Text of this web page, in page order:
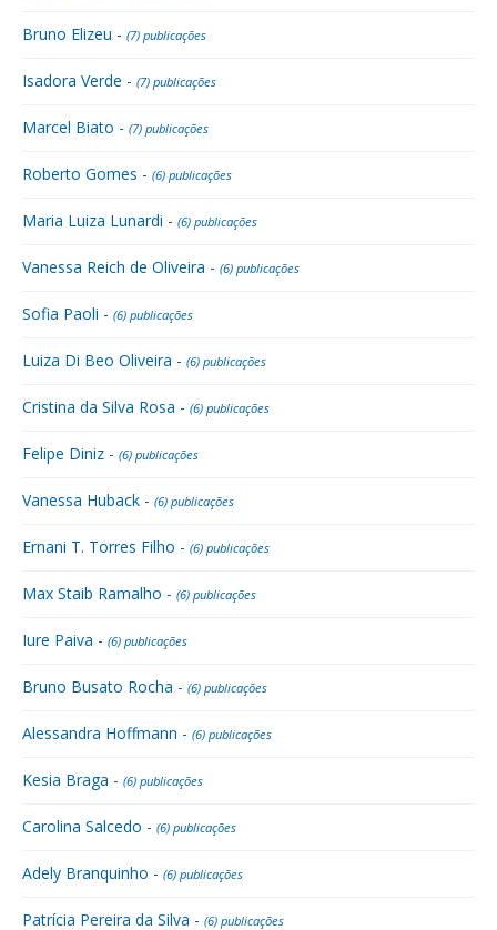
Bruno Elizeu - (7) publicações
Isadora Verde - (7) publicações
Marcel Biato - (7) publicações
Roberto Gomes - (6) publicações
Maria Luiza Lunardi - (6) publicações
Vanessa Reich de Oliveira - (6) publicações
Sofia Paoli - (6) publicações
Luiza Di Beo Oliveira - (6) publicações
Cristina da Silva Rosa - (6) publicações
Felipe Diniz - (6) publicações
Vanessa Huback - (6) publicações
Ernani T. Torres Filho - (6) publicações
Max Staib Ramalho - (6) publicações
Iure Paiva - (6) publicações
Bruno Busato Rocha - (6) publicações
Alessandra Hoffmann - (6) publicações
Kesia Braga - (6) publicações
Carolina Salcedo - (6) publicações
Adely Branquinho - (6) publicações
Patrícia Pereira da Silva - (6) publicações